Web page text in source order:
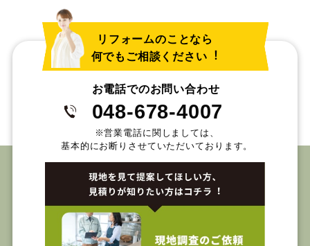
リフォームのことなら
何でもご相談ください︕
お電話でのお問い合わせ
048-678-4007
※営業電話に関しましては、
基本的にお断りさせていただいております。